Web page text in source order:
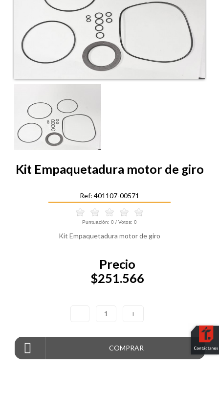
Kit Empaquetadura motor de giro
Ref: 401107-00571
Puntuación: 0 / Votos: 0
Kit Empaquetadura motor de giro
Precio
$251.566
- 1 +
COMPRAR